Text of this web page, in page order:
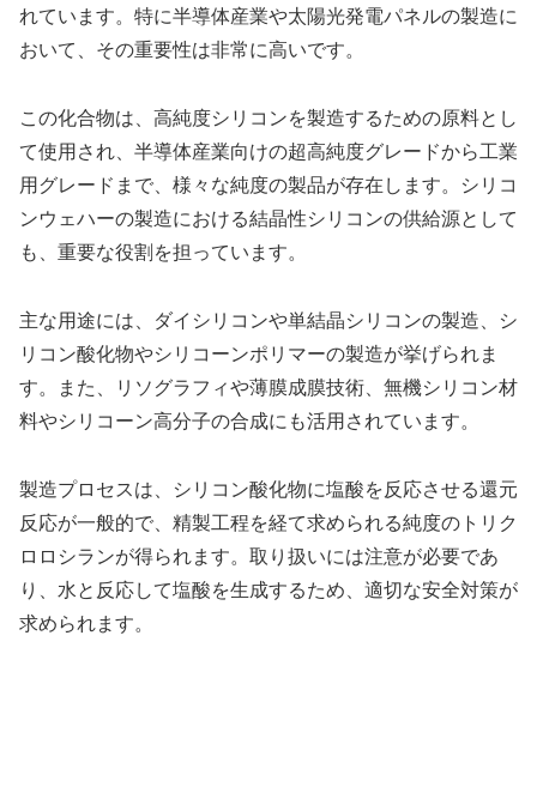
れています。特に半導体産業や太陽光発電パネルの製造に
おいて、その重要性は非常に高いです。
この化合物は、高純度シリコンを製造するための原料とし
て使用され、半導体産業向けの超高純度グレードから工業
用グレードまで、様々な純度の製品が存在します。シリコ
ンウェハーの製造における結晶性シリコンの供給源として
も、重要な役割を担っています。
主な用途には、ダイシリコンや単結晶シリコンの製造、シ
リコン酸化物やシリコーンポリマーの製造が挙げられま
す。また、リソグラフィや薄膜成膜技術、無機シリコン材
料やシリコーン高分子の合成にも活用されています。
製造プロセスは、シリコン酸化物に塩酸を反応させる還元
反応が一般的で、精製工程を経て求められる純度のトリク
ロロシランが得られます。取り扱いには注意が必要であ
り、水と反応して塩酸を生成するため、適切な安全対策が
求められます。